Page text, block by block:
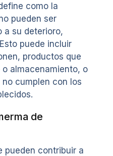
como la
pueden ser
a su deterioro,
puede incluir
productos que
almacenamiento, o
cumplen con los
de
pueden contribuir a